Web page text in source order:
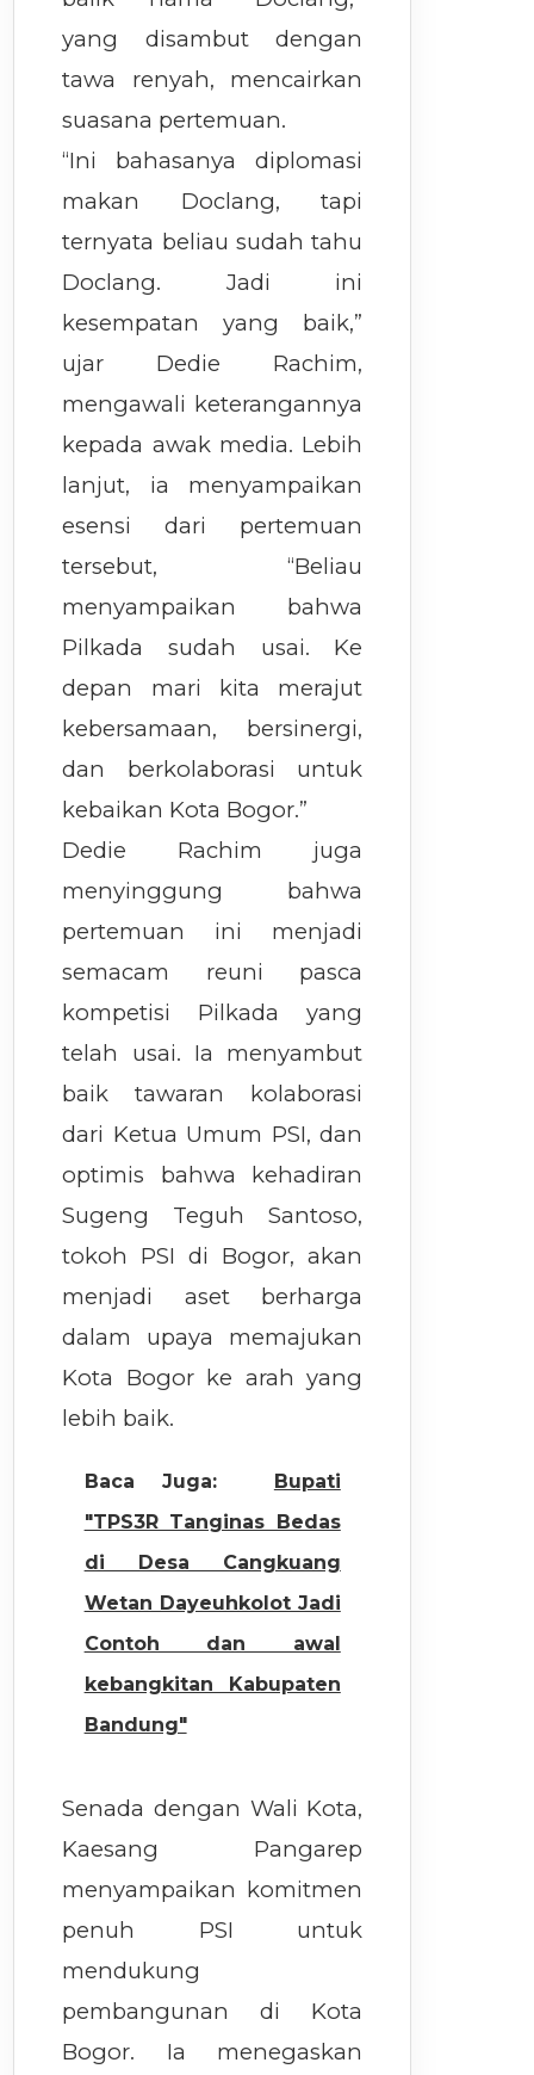
yang disambut dengan
tawa renyah, mencairkan
suasana pertemuan.
“Ini bahasanya diplomasi
makan Doclang, tapi
ternyata beliau sudah tahu
Doclang. Jadi ini
kesempatan yang baik,”
ujar Dedie Rachim,
mengawali keterangannya
kepada awak media. Lebih
lanjut, ia menyampaikan
esensi dari pertemuan
tersebut, “Beliau
menyampaikan bahwa
Pilkada sudah usai. Ke
depan mari kita merajut
kebersamaan, bersinergi,
dan berkolaborasi untuk
kebaikan Kota Bogor.”
Dedie Rachim juga
menyinggung bahwa
pertemuan ini menjadi
semacam reuni pasca
kompetisi Pilkada yang
telah usai. Ia menyambut
baik tawaran kolaborasi
dari Ketua Umum PSI, dan
optimis bahwa kehadiran
Sugeng Teguh Santoso,
tokoh PSI di Bogor, akan
menjadi aset berharga
dalam upaya memajukan
Kota Bogor ke arah yang
lebih baik.
Baca Juga:
Bupati
"TPS3R Tanginas Bedas
di Desa Cangkuang
Wetan Dayeuhkolot Jadi
Contoh dan awal
kebangkitan Kabupaten
Bandung"
Senada dengan Wali Kota,
Kaesang Pangarep
menyampaikan komitmen
penuh PSI untuk
mendukung
pembangunan di Kota
Bogor. Ia menegaskan